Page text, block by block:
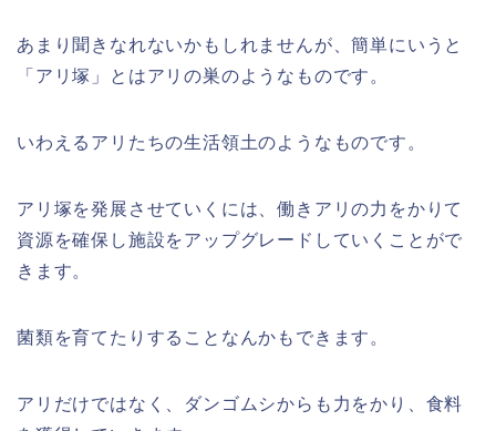
あまり聞きなれないかもしれませんが、簡単にいうと
「アリ塚」とはアリの巣のようなものです。
いわえるアリたちの生活領土のようなものです。
アリ塚を発展させていくには、働きアリの力をかりて
資源を確保し施設をアップグレードしていくことがで
きます。
菌類を育てたりすることなんかもできます。
アリだけではなく、ダンゴムシからも力をかり、食料